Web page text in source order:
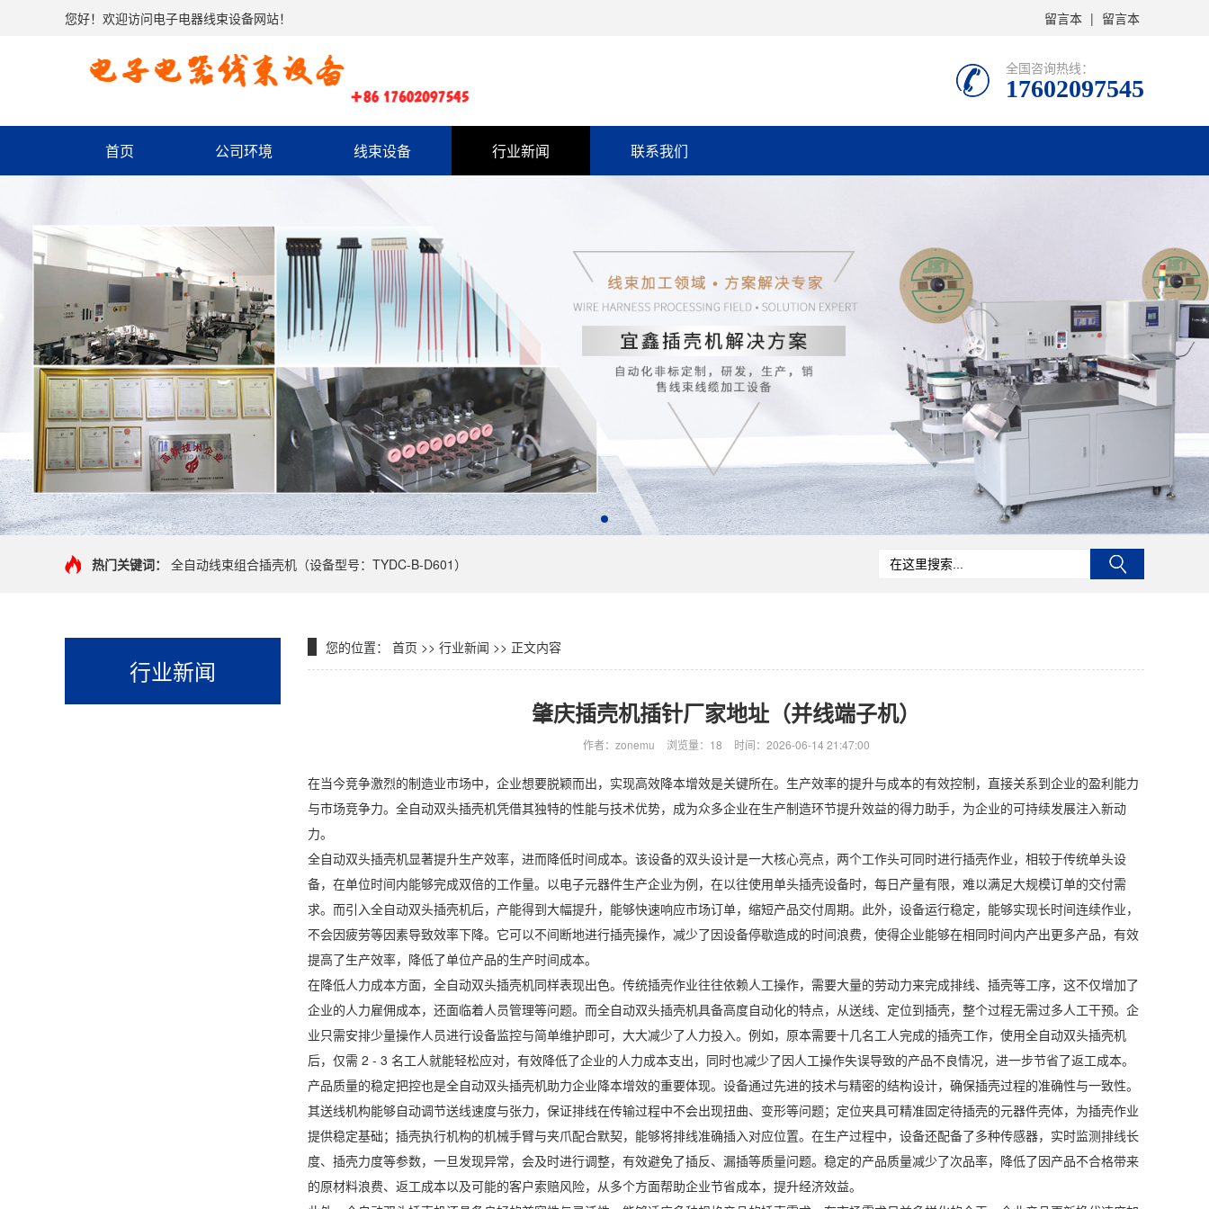
您好！欢迎访问电子电器线束设备网站！ 留言本 | 留言本
全国咨询热线：
17602097545
首页 公司环境 线束设备 行业新闻 联系我们
热门关键词： 全自动线束组合插壳机（设备型号：TYDC-B-D601）
行业新闻
您的位置： 首页 >> 行业新闻 >> 正文内容
肇庆插壳机插针厂家地址（并线端子机）
作者：zonemu 浏览量：18 时间：2026-06-14 21:47:00
在当今竞争激烈的制造业市场中，企业想要脱颖而出，实现高效降本增效是关键所在。生产效率的提升与成本的有效控制，直接关系到企业的盈利能力
与市场竞争力。全自动双头插壳机凭借其独特的性能与技术优势，成为众多企业在生产制造环节提升效益的得力助手，为企业的可持续发展注入新动
力。
全自动双头插壳机显著提升生产效率，进而降低时间成本。该设备的双头设计是一大核心亮点，两个工作头可同时进行插壳作业，相较于传统单头设
备，在单位时间内能够完成双倍的工作量。以电子元器件生产企业为例，在以往使用单头插壳设备时，每日产量有限，难以满足大规模订单的交付需
求。而引入全自动双头插壳机后，产能得到大幅提升，能够快速响应市场订单，缩短产品交付周期。此外，设备运行稳定，能够实现长时间连续作业，
不会因疲劳等因素导致效率下降。它可以不间断地进行插壳操作，减少了因设备停歇造成的时间浪费，使得企业能够在相同时间内产出更多产品，有效
提高了生产效率，降低了单位产品的生产时间成本。
在降低人力成本方面，全自动双头插壳机同样表现出色。传统插壳作业往往依赖人工操作，需要大量的劳动力来完成排线、插壳等工序，这不仅增加了
企业的人力雇佣成本，还面临着人员管理等问题。而全自动双头插壳机具备高度自动化的特点，从送线、定位到插壳，整个过程无需过多人工干预。企
业只需安排少量操作人员进行设备监控与简单维护即可，大大减少了人力投入。例如，原本需要十几名工人完成的插壳工作，使用全自动双头插壳机
后，仅需 2 - 3 名工人就能轻松应对，有效降低了企业的人力成本支出，同时也减少了因人工操作失误导致的产品不良情况，进一步节省了返工成本。
产品质量的稳定把控也是全自动双头插壳机助力企业降本增效的重要体现。设备通过先进的技术与精密的结构设计，确保插壳过程的准确性与一致性。
其送线机构能够自动调节送线速度与张力，保证排线在传输过程中不会出现扭曲、变形等问题；定位夹具可精准固定待插壳的元器件壳体，为插壳作业
提供稳定基础；插壳执行机构的机械手臂与夹爪配合默契，能够将排线准确插入对应位置。在生产过程中，设备还配备了多种传感器，实时监测排线长
度、插壳力度等参数，一旦发现异常，会及时进行调整，有效避免了插反、漏插等质量问题。稳定的产品质量减少了次品率，降低了因产品不合格带来
的原材料浪费、返工成本以及可能的客户索赔风险，从多个方面帮助企业节省成本，提升经济效益。